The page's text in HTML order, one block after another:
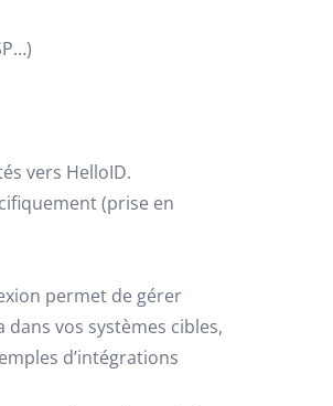
vers HelloID.
(prise en
permet de gérer
vos systèmes cibles,
d’intégrations